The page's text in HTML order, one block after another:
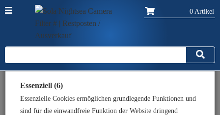
0 Artikel
Essenziell (6)
Essenzielle Cookies ermöglichen grundlegende Funktionen und
sind für die einwandfreie Funktion der Website dringend